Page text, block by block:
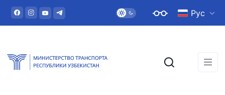
Рус